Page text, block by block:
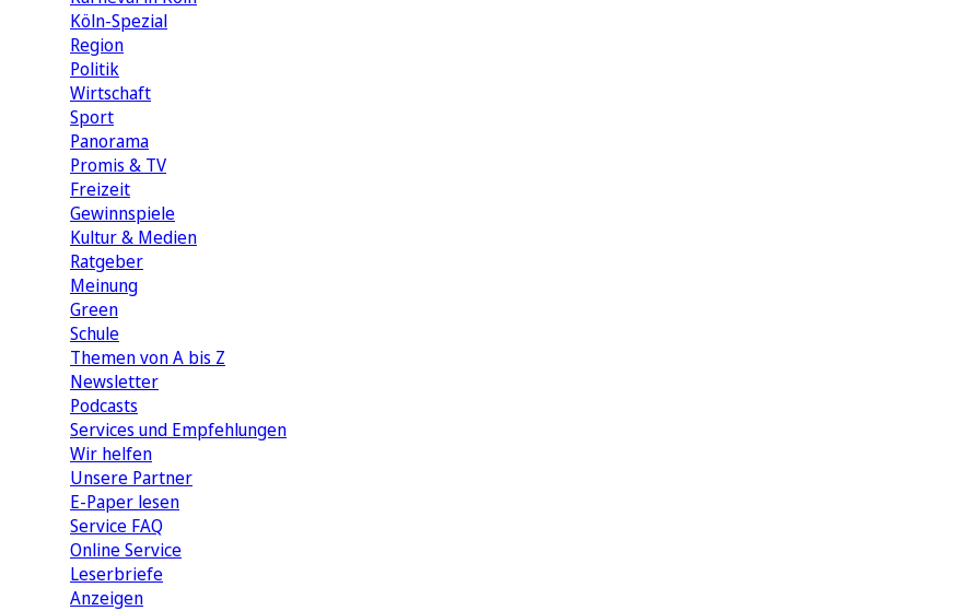
Köln-Spezial
Region
Politik
Wirtschaft
Sport
Panorama
Promis & TV
Freizeit
Gewinnspiele
Kultur & Medien
Ratgeber
Meinung
Green
Schule
Themen von A bis Z
Newsletter
Podcasts
Services und Empfehlungen
Wir helfen
Unsere Partner
E-Paper lesen
Service FAQ
Online Service
Leserbriefe
Anzeigen